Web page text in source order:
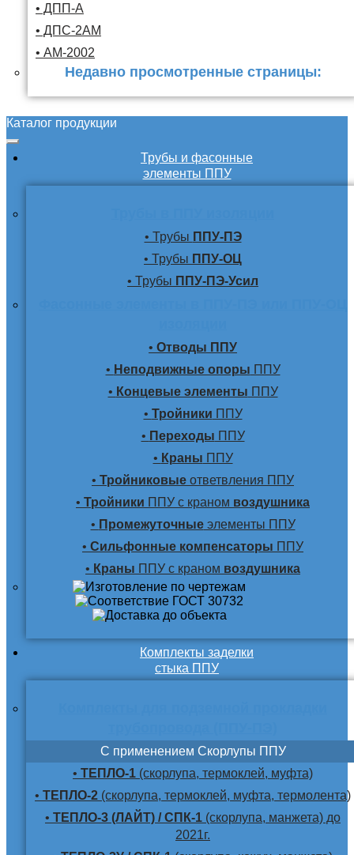
• ДПП-А
• ДПС-2АМ
• АМ-2002
Недавно просмотренные страницы:
Каталог продукции
Трубы и фасонные
элементы ППУ
• Трубы ППУ-ПЭ
• Трубы ППУ-ОЦ
• Трубы ППУ-ПЭ-Усил
• Отводы ППУ
• Неподвижные опоры ППУ
• Концевые элементы ППУ
• Тройники ППУ
• Переходы ППУ
• Краны ППУ
• Тройниковые ответвления ППУ
• Тройники ППУ с краном воздушника
• Промежуточныеэлементы ППУ
• Сильфонные компенсаторы ППУ
• Краны ППУ с краном воздушника
Комплекты заделки
стыка ППУ
С применением Скорлупы ППУ
• ТЕПЛО-1 (скорлупа, термоклей, муфта)
• ТЕПЛО-2 (скорлупа, термоклей, муфта, термолента)
• ТЕПЛО-3 (ЛАЙТ) / СПК-1 (скорлупа, манжета) до
2021г.